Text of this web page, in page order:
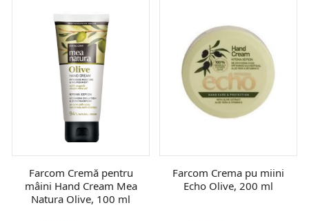
Farcom Cremă pentru
mâini Hand Cream Mea
Natura Olive, 100 ml
Farcom Crema pu miini
Echo Olive, 200 ml